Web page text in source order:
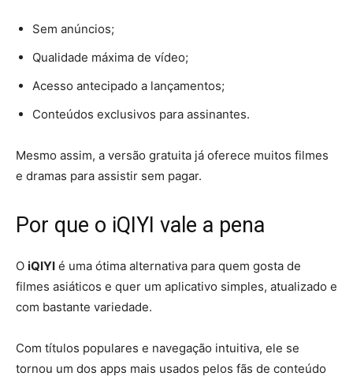
Sem anúncios;
Qualidade máxima de vídeo;
Acesso antecipado a lançamentos;
Conteúdos exclusivos para assinantes.
Mesmo assim, a versão gratuita já oferece muitos filmes
e dramas para assistir sem pagar.
Por que o iQIYI vale a pena
O iQIYI é uma ótima alternativa para quem gosta de
filmes asiáticos e quer um aplicativo simples, atualizado e
com bastante variedade.
Com títulos populares e navegação intuitiva, ele se
tornou um dos apps mais usados pelos fãs de conteúdo